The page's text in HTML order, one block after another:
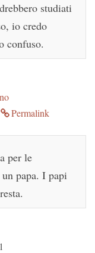
studiati
io credo
confuso.
Permalink
per le
papa. I papi